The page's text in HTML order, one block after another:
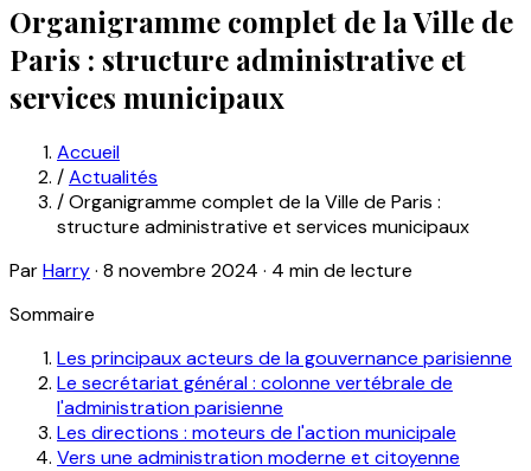
Organigramme complet de la Ville de
Paris : structure administrative et
services municipaux
Accueil
/Actualités
/Organigramme complet de la Ville de Paris :
structure administrative et services municipaux
ParHarry· 8 novembre 2024 · 4 min de lecture
Sommaire
Les principaux acteurs de la gouvernance parisienne
Le secrétariat général : colonne vertébrale de
l'administration parisienne
Les directions : moteurs de l'action municipale
Vers une administration moderne et citoyenne